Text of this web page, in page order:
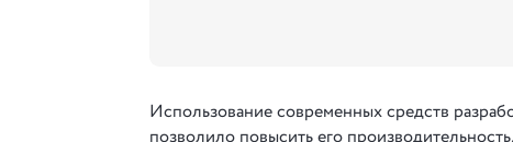
Использование современных средств